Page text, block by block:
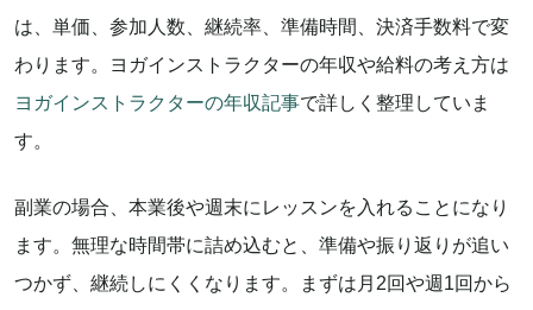
は、単価、参加人数、継続率、準備時間、決済手数料で変
わります。ヨガインストラクターの年収や給料の考え方は
ヨガインストラクターの年収記事で詳しく整理していま
す。
副業の場合、本業後や週末にレッスンを入れることになり
ます。無理な時間帯に詰め込むと、準備や振り返りが追い
つかず、継続しにくくなります。まずは月2回や週1回から